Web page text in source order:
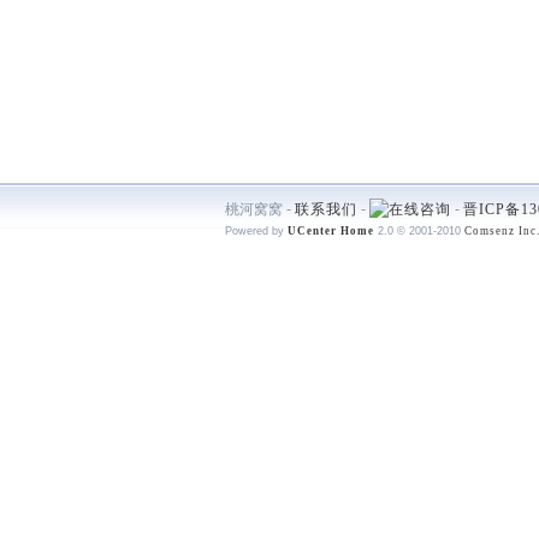
桃河窝窝 - 联系我们 - - 晋ICP备
Powered by UCenter Home 2.0 © 2001-2010 Comsenz Inc.